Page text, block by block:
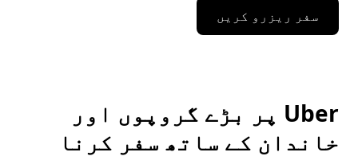
سفر ریزرو کریں
Uber پر بڑے گروپوں اور
خاندان کے ساتھ سفر کرنا